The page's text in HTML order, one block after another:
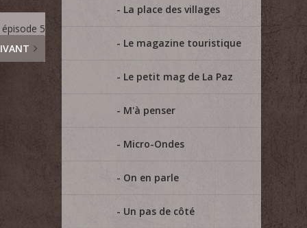
5
La place des villages
Le magazine touristique
Le petit mag de La Paz
M'à penser
Micro-Ondes
On en parle
Un pas de côté